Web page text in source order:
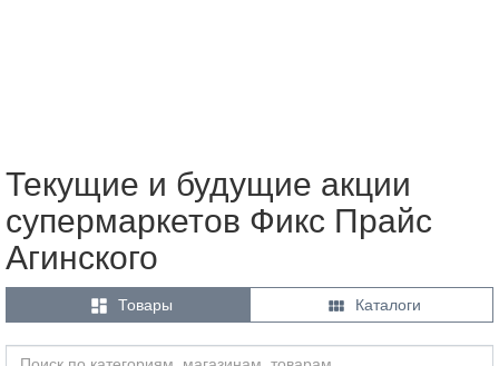
Текущие и будущие акции
супермаркетов Фикс Прайс
Агинского
 Товары  Каталоги